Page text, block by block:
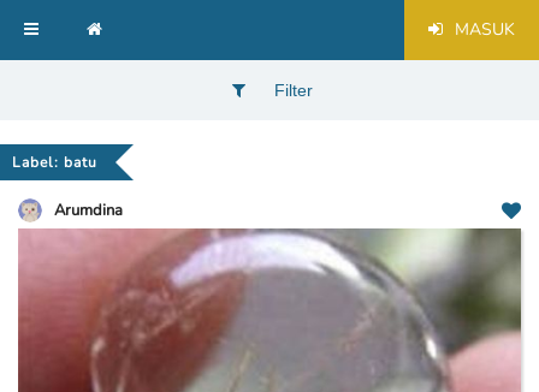
MASUK
Filter
Label: batu
Arumdina